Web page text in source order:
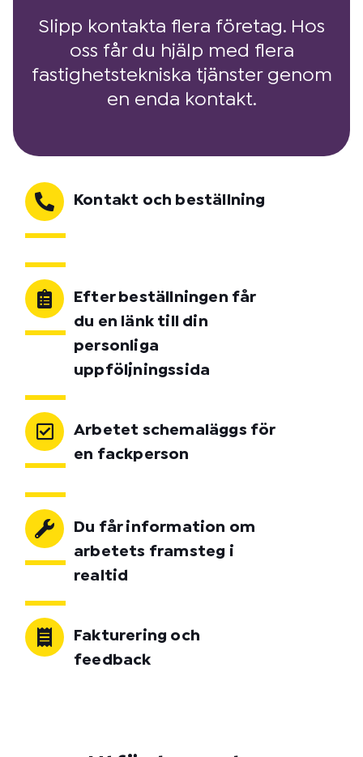
Slipp kontakta flera företag. Hos
oss får du hjälp med flera
fastighetstekniska tjänster genom
en enda kontakt.
Kontakt och beställning
Efter beställningen får
du en länk till din
personliga
uppföljningssida
Arbetet schemaläggs för
en fackperson
Du får information om
arbetets framsteg i
realtid
Fakturering och
feedback